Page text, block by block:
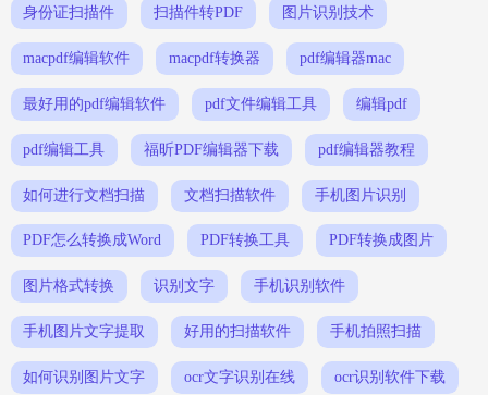
身份证扫描件 扫描件转PDF 图片识别技术
macpdf编辑软件 macpdf转换器 pdf编辑器mac
最好用的pdf编辑软件 pdf文件编辑工具 编辑pdf
pdf编辑工具 福昕PDF编辑器下载 pdf编辑器教程
如何进行文档扫描 文档扫描软件 手机图片识别
PDF怎么转换成Word PDF转换工具 PDF转换成图片
图片格式转换 识别文字 手机识别软件
手机图片文字提取 好用的扫描软件 手机拍照扫描
如何识别图片文字 ocr文字识别在线 ocr识别软件下载